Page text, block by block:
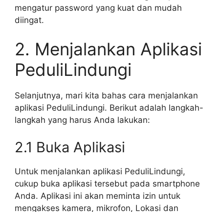
mengatur password yang kuat dan mudah
diingat.
2. Menjalankan Aplikasi
PeduliLindungi
Selanjutnya, mari kita bahas cara menjalankan
aplikasi PeduliLindungi. Berikut adalah langkah-
langkah yang harus Anda lakukan:
2.1 Buka Aplikasi
Untuk menjalankan aplikasi PeduliLindungi,
cukup buka aplikasi tersebut pada smartphone
Anda. Aplikasi ini akan meminta izin untuk
mengakses kamera, mikrofon, Lokasi dan